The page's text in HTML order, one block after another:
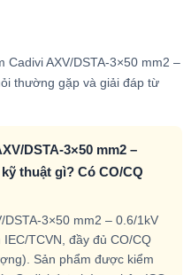
AXV/DSTA-3×50 mm2 –
thường gặp và giải đáp từ
DSTA-3×50 mm2 –
thuật gì? Có CO/CQ
DSTA-3×50 mm2 – 0.6/1kV
TCVN, đầy đủ CO/CQ
Sản phẩm được kiểm